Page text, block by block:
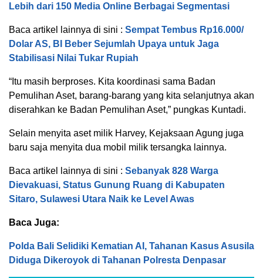
Lebih dari 150 Media Online Berbagai Segmentasi
Baca artikel lainnya di sini : Sempat Tembus Rp16.000/
Dolar AS, BI Beber Sejumlah Upaya untuk Jaga
Stabilisasi Nilai Tukar Rupiah
“Itu masih berproses. Kita koordinasi sama Badan
Pemulihan Aset, barang-barang yang kita selanjutnya akan
diserahkan ke Badan Pemulihan Aset,” pungkas Kuntadi.
Selain menyita aset milik Harvey, Kejaksaan Agung juga
baru saja menyita dua mobil milik tersangka lainnya.
Baca artikel lainnya di sini : Sebanyak 828 Warga
Dievakuasi, Status Gunung Ruang di Kabupaten
Sitaro, Sulawesi Utara Naik ke Level Awas
Baca Juga:
Polda Bali Selidiki Kematian AI, Tahanan Kasus Asusila
Diduga Dikeroyok di Tahanan Polresta Denpasar